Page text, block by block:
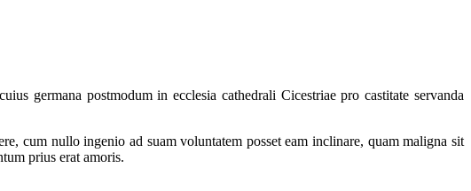
germana postmodum in ecclesia cathedrali Cicestriae pro castitate servanda
cum nullo ingenio ad suam voluntatem posset eam inclinare, quam maligna sit
prius erat amoris.